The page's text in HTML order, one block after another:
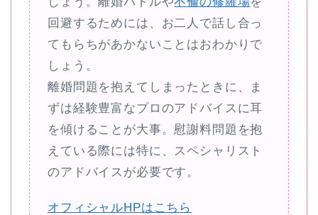
回避するためには、お二人で話し合っ
てもらちがあかないことはおわかりで
しょう。
離婚問題を抱えてしまったときに、ま
ずは経験豊富なプロのアドバイスに耳
を傾けることが大事。慰謝料問題を抱
えている際には特に、スペシャリスト
のアドバイスが必要です。
オフィシャルHPはこちら